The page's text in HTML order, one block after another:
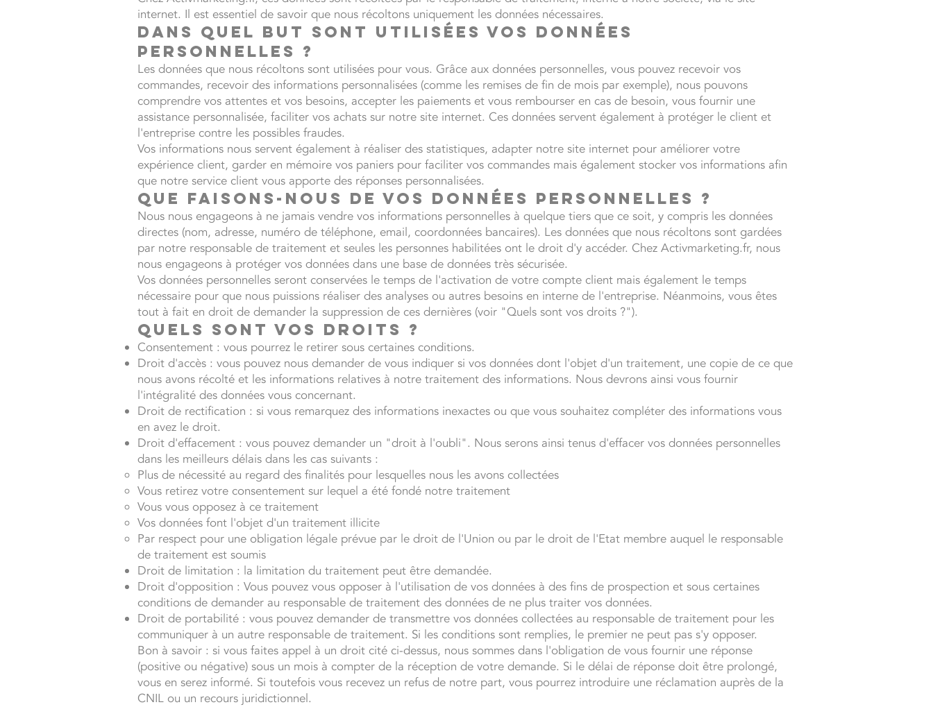
internet. Il est essentiel de savoir que nous récoltons uniquement les données nécessaires.
Dans quel but sont utilisées vos données
personnelles ?
Les données que nous récoltons sont utilisées pour vous. Grâce aux données personnelles, vous pouvez recevoir vos
commandes, recevoir des informations personnalisées (comme les remises de fin de mois par exemple), nous pouvons
comprendre vos attentes et vos besoins, accepter les paiements et vous rembourser en cas de besoin, vous fournir une
assistance personnalisée, faciliter vos achats sur notre site internet. Ces données servent également à protéger le client et
l'entreprise contre les possibles fraudes.
Vos informations nous servent également à réaliser des statistiques, adapter notre site internet pour améliorer votre
expérience client, garder en mémoire vos paniers pour faciliter vos commandes mais également stocker vos informations afin
que notre service client vous apporte des réponses personnalisées.
Que faisons-nous de vos données personnelles ?
Nous nous engageons à ne jamais vendre vos informations personnelles à quelque tiers que ce soit, y compris les données
directes (nom, adresse, numéro de téléphone, email, coordonnées bancaires). Les données que nous récoltons sont gardées
par notre responsable de traitement et seules les personnes habilitées ont le droit d'y accéder. Chez Activmarketing.fr, nous
nous engageons à protéger vos données dans une base de données très sécurisée.
Vos données personnelles seront conservées le temps de l'activation de votre compte client mais également le temps
nécessaire pour que nous puissions réaliser des analyses ou autres besoins en interne de l'entreprise. Néanmoins, vous êtes
tout à fait en droit de demander la suppression de ces dernières (voir "Quels sont vos droits ?").
Quels sont vos droits ?
Consentement : vous pourrez le retirer sous certaines conditions.
Droit d'accès : vous pouvez nous demander de vous indiquer si vos données dont l'objet d'un traitement, une copie de ce que
nous avons récolté et les informations relatives à notre traitement des informations. Nous devrons ainsi vous fournir
l'intégralité des données vous concernant.
Droit de rectification : si vous remarquez des informations inexactes ou que vous souhaitez compléter des informations vous
en avez le droit.
Droit d'effacement : vous pouvez demander un "droit à l'oubli". Nous serons ainsi tenus d'effacer vos données personnelles
dans les meilleurs délais dans les cas suivants :
Plus de nécessité au regard des finalités pour lesquelles nous les avons collectées
Vous retirez votre consentement sur lequel a été fondé notre traitement
Vous vous opposez à ce traitement
Vos données font l'objet d'un traitement illicite
Par respect pour une obligation légale prévue par le droit de l'Union ou par le droit de l'Etat membre auquel le responsable
de traitement est soumis
Droit de limitation : la limitation du traitement peut être demandée.
Droit d'opposition : Vous pouvez vous opposer à l'utilisation de vos données à des fins de prospection et sous certaines
conditions de demander au responsable de traitement des données de ne plus traiter vos données.
Droit de portabilité : vous pouvez demander de transmettre vos données collectées au responsable de traitement pour les
communiquer à un autre responsable de traitement. Si les conditions sont remplies, le premier ne peut pas s'y opposer.
Bon à savoir : si vous faites appel à un droit cité ci-dessus, nous sommes dans l'obligation de vous fournir une réponse
(positive ou négative) sous un mois à compter de la réception de votre demande. Si le délai de réponse doit être prolongé,
vous en serez informé. Si toutefois vous recevez un refus de notre part, vous pourrez introduire une réclamation auprès de la
CNIL ou un recours juridictionnel.